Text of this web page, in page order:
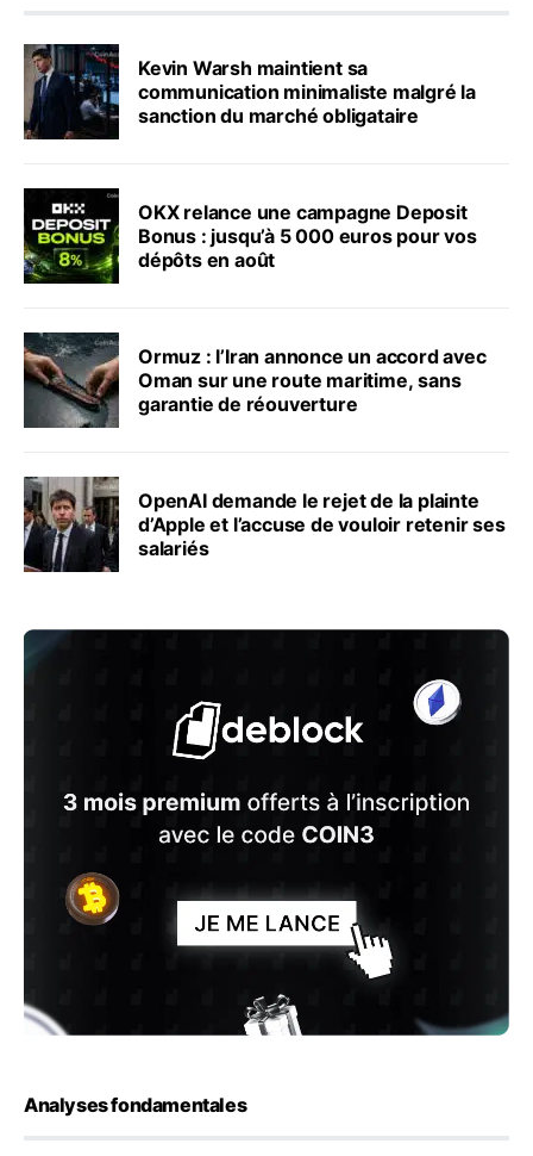
Kevin Warsh maintient sa
communication minimaliste malgré la
sanction du marché obligataire
OKX relance une campagne Deposit
Bonus : jusqu’à 5 000 euros pour vos
dépôts en août
Ormuz : l’Iran annonce un accord avec
Oman sur une route maritime, sans
garantie de réouverture
OpenAI demande le rejet de la plainte
d’Apple et l’accuse de vouloir retenir ses
salariés
Analyses fondamentales